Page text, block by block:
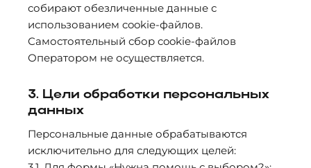
собирают обезличенные данные с
использованием cookie-файлов.
Самостоятельный сбор cookie-файлов
Оператором не осуществляется.
3. Цели обработки персональных
данных
Персональные данные обрабатываются
исключительно для следующих целей: